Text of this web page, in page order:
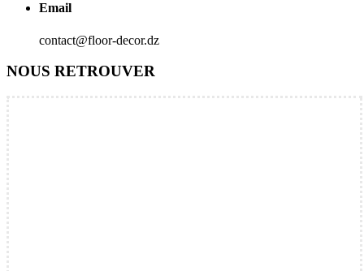
Email
contact@floor-decor.dz
NOUS RETROUVER